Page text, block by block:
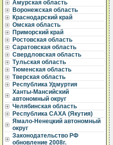
Амурская область
Воронежская область
Краснодарский край
Омская область
Приморский край
Ростовская область
Саратовская область
Свердловская область
Тульская область
Тюменская область
Тверская область
Республика Удмуртия
Ханты-Мансийский
автономный округ
Челябинская область
Республика САХА (Якутия)
Ямало-Ненецкий автономный
округ
Законодательство РФ
обновление 2008г.